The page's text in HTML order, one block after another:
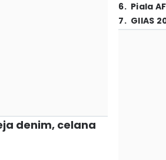
denim, celana
6. Piala
7. GIIAS